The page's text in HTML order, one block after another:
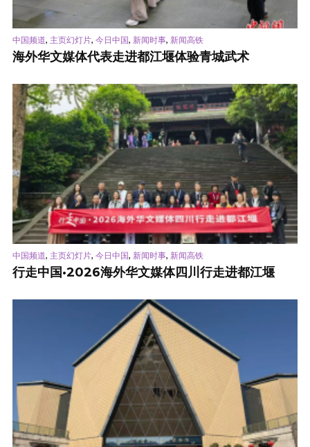
中国频道, 主页幻灯片, 今日中国, 新闻时事, 新闻高铁
海外华文媒体代表走进都江堰体验青城武术
中国频道, 主页幻灯片, 今日中国, 新闻时事, 新闻高铁
行走中国·2026海外华文媒体四川行走进都江堰